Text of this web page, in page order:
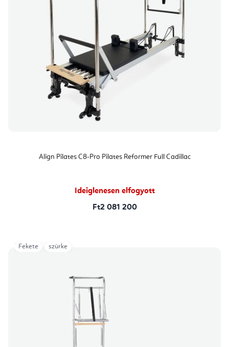
Align Pilates C8-Pro Pilates Reformer Full Cadillac
Ideiglenesen elfogyott
Ft2 081 200
Fekete szürke